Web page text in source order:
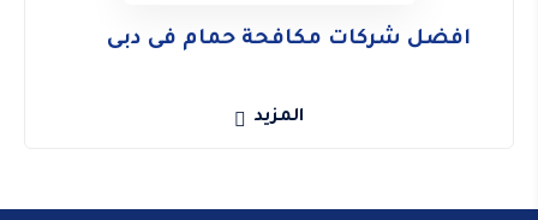
افضل شركات مكافحة حمام فى دبى
المزيد